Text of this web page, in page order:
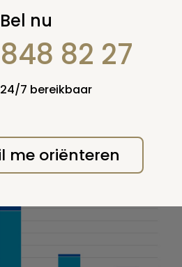
tijdens
van de
2020
Bel nu
82 27
7 bereikbaar
me oriënteren